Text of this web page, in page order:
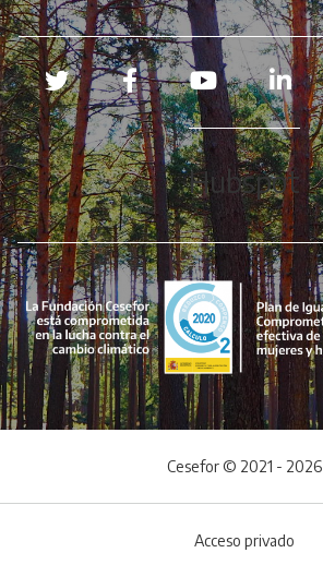
Redes sociales
Hubspot
Cesefor © 2021 - 2026
Acceso privado